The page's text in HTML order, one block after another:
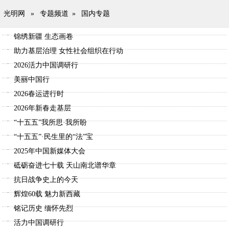
光明网 » 专题频道 » 国内专题
锦绣新疆 生态画卷
助力基层治理 女性社会组织在行动
2026活力中国调研行
美丽中国行
2026春运进行时
2026年新春走基层
“十五五”我所思·我所盼
“十五五”·民生里的“法”宝
2025年中国新媒体大会
砥砺奋进七十载 天山南北谱华章
抗日战争史上的今天
辉煌60载 魅力新西藏
铭记历史 缅怀先烈
活力中国调研行